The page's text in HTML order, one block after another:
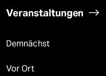
Veranstaltungen
Demnächst
Vor Ort